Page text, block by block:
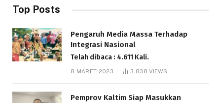
Top Posts
Pengaruh Media Massa Terhadap
Integrasi Nasional
Telah dibaca : 4.611 Kali.
8 MARET 2023 3,838VIEWS
Pemprov Kaltim Siap Masukkan